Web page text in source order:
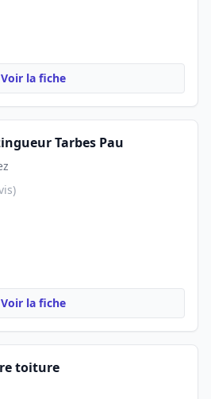
Voir la fiche
Tarbes Pau
Voir la fiche
toiture